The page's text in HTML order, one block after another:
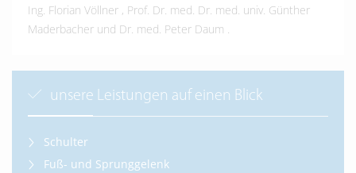
Ing. Florian Völlner , Prof. Dr. med. Dr. med. univ. Günther
Maderbacher und Dr. med. Peter Daum .
unsere Leistungen auf einen Blick
Schulter
Fuß- und Sprunggelenk